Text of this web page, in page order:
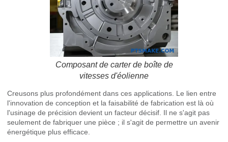
Composant de carter de boîte de
vitesses d'éolienne
Creusons plus profondément dans ces applications. Le lien entre
l'innovation de conception et la faisabilité de fabrication est là où
l'usinage de précision devient un facteur décisif. Il ne s'agit pas
seulement de fabriquer une pièce ; il s'agit de permettre un avenir
énergétique plus efficace.